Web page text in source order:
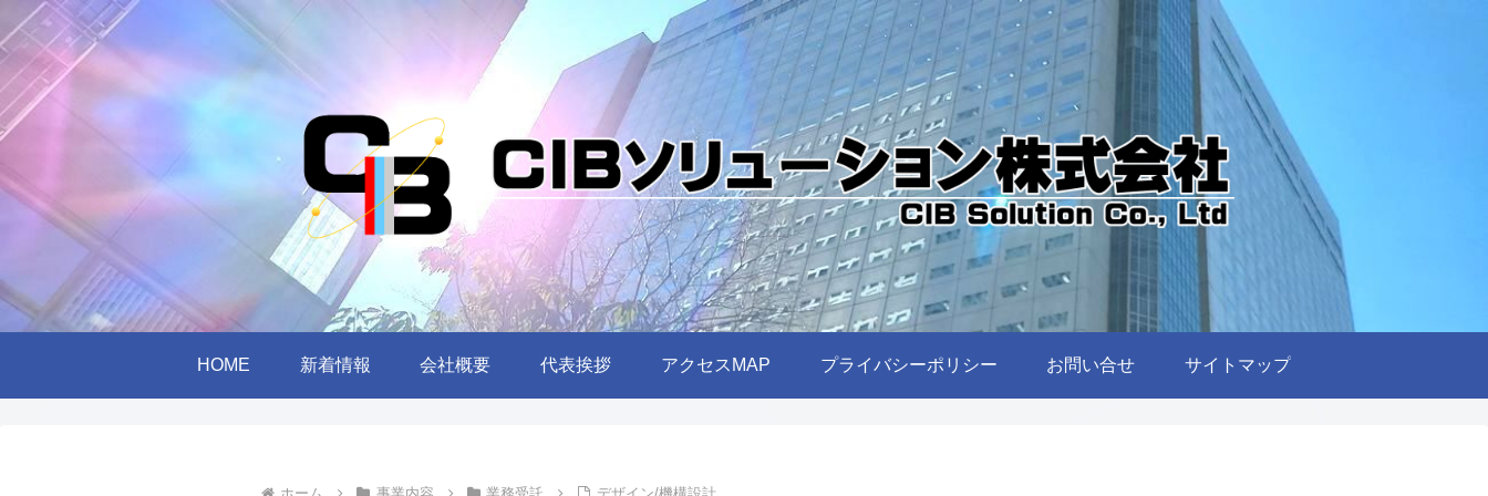
HOME 新着情報 会社概要 代表挨拶 アクセスMAP プライバシーポリシー お問い合せ サイトマップ